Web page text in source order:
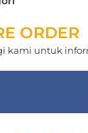
ORDER
kami untuk